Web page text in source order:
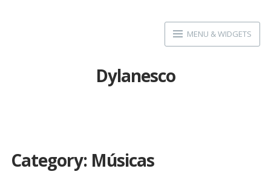
MENU & WIDGETS
Dylanesco
Category: Músicas